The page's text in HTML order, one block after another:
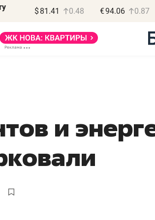
$ 81.41 0.48 €94.06 0.87
и